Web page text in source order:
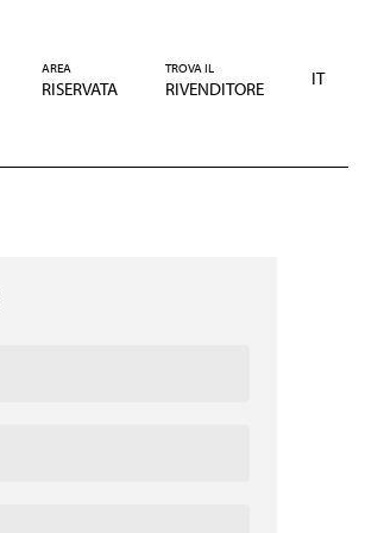
AREA
RISERVATA
TROVA IL
RIVENDITORE IT